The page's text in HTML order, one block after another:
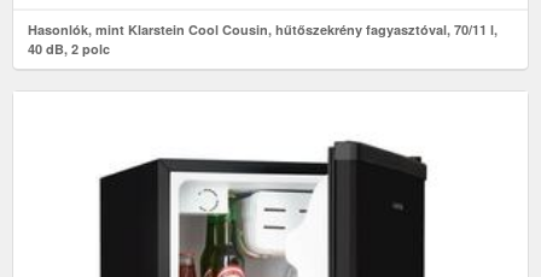
Hasonlók, mint Klarstein Cool Cousin, hűtőszekrény fagyasztóval, 70/11 l,
40 dB, 2 polc